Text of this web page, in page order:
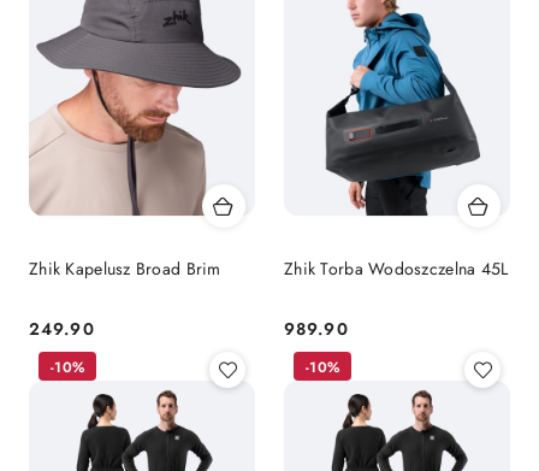
Zhik Kapelusz Broad Brim
Cena:
249.90
Zhik Torba Wodoszczelna 45L
Cena:
989.90
-10% -10%